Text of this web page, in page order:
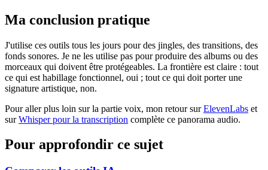
Ma conclusion pratique
J'utilise ces outils tous les jours pour des jingles, des transitions, des
fonds sonores. Je ne les utilise pas pour produire des albums ou des
morceaux qui doivent être protégeables. La frontière est claire : tout
ce qui est habillage fonctionnel, oui ; tout ce qui doit porter une
signature artistique, non.
Pour aller plus loin sur la partie voix, mon retour surElevenLabs et
surWhisper pour la transcription complète ce panorama audio.
Pour approfondir ce sujet